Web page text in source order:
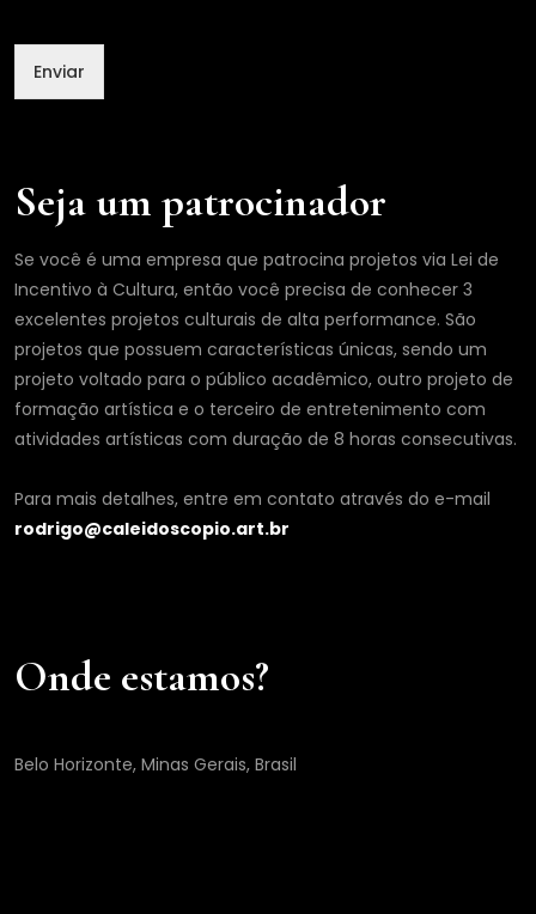
Enviar
Seja um patrocinador
Se você é uma empresa que patrocina projetos via Lei de
Incentivo à Cultura, então você precisa de conhecer 3
excelentes projetos culturais de alta performance. São
projetos que possuem características únicas, sendo um
projeto voltado para o público acadêmico, outro projeto de
formação artística e o terceiro de entretenimento com
atividades artísticas com duração de 8 horas consecutivas.
Para mais detalhes, entre em contato através do e-mail
rodrigo@caleidoscopio.art.br
Onde estamos?
Belo Horizonte, Minas Gerais, Brasil